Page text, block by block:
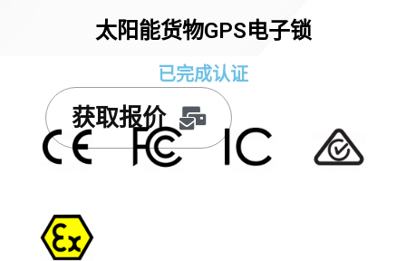
太阳能货物GPS电子锁
获取报价
已完成认证